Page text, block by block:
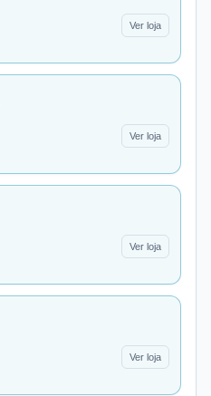
Ver loja
Ver loja
Ver loja
Ver loja